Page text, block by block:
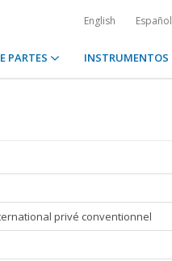
English Español
PARTES INSTRUMENTOS
privé conventionnel